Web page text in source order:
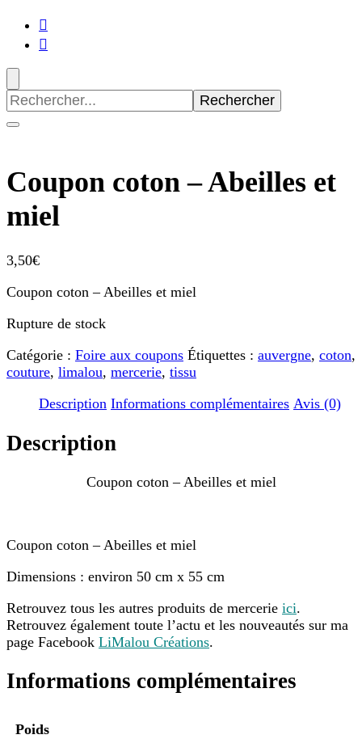
Recherche
pour
:
Coupon coton – Abeilles et
miel
3,50€
Coupon coton – Abeilles et miel
Rupture de stock
Catégorie : Foire aux coupons Étiquettes : auvergne, coton,
couture, limalou, mercerie, tissu
Description Informations complémentaires Avis (0)
Description
Coupon coton – Abeilles et miel
Coupon coton – Abeilles et miel
Dimensions : environ 50 cm x 55 cm
Retrouvez tous les autres produits de mercerie ici.
Retrouvez également toute l’actu et les nouveautés sur ma
page Facebook LiMalou Créations.
Informations complémentaires
Poids